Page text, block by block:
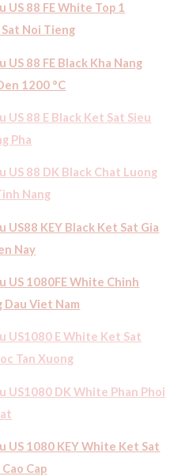
US 88 FE White Top 1
Noi Tieng
US 88 FE Black Kha Nang
1200 °C
US 88 E Black Ket Sat Sieu
Pha
US 88 DK Black Chat Luong
Nang
US88 KEY Black Ket Sat Gia
Nay
US 1080FE White Chinh
Dau Viet Nam
US1080 E White Ket Sat
Tan Xuong
US1080 DK White Phan Phoi
US 1080 KEY White Ket Sat
Cap